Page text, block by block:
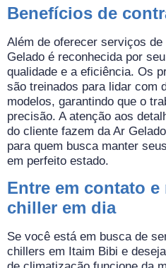
Benefícios de
Além de oferecer serviços
Gelado é reconhecida por
qualidade e a eficiência. Os
são treinados para lidar com
modelos, garantindo que o
precisão. A atenção aos
do cliente fazem da Ar
para quem busca manter
em perfeito estado.
Entre em contato e
chiller em dia
Se você está em busca de
chillers em Itaim Bibi e